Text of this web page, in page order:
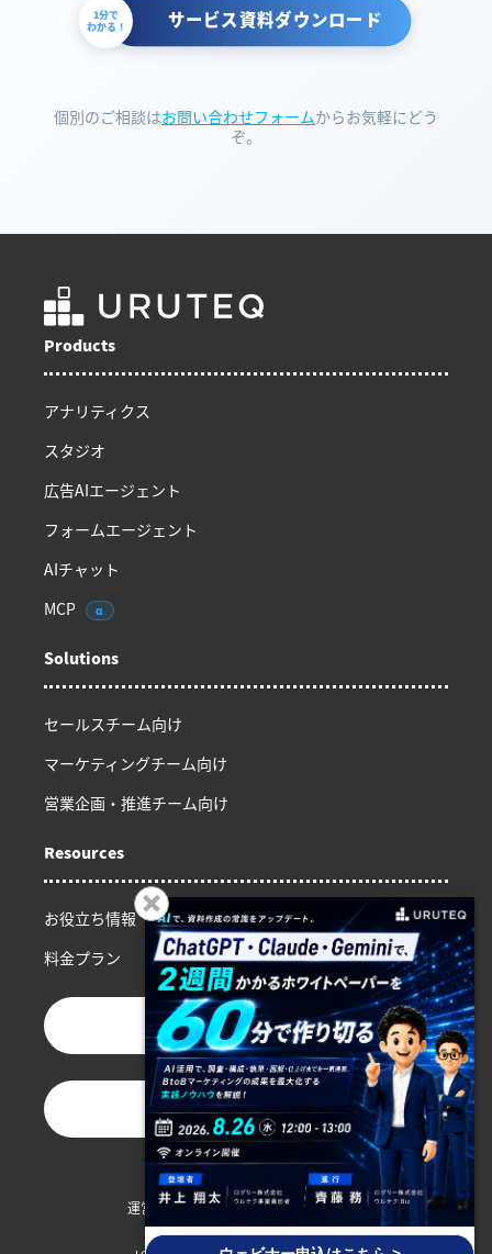
サービス資料ダウンロード
1分で
わかる！
個別のご相談はお問い合わせフォームからお気軽にどう
ぞ。
Products
アナリティクス
スタジオ
広告AIエージェント
フォームエージェント
AIチャット
MCP
α
Solutions
セールスチーム向け
マーケティングチーム向け
営業企画・推進チーム向け
Resources
お役立ち情報
料金プラン
お問い合わせ
資料ダウンロード
運営会社プライバシーポリシー 利用規約
外部送信について